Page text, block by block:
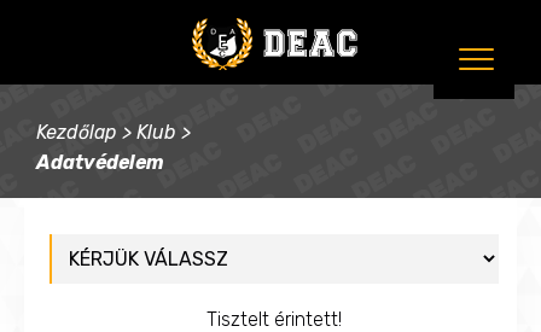
Kezdőlap > Klub >
Adatvédelem
Tisztelt érintett!